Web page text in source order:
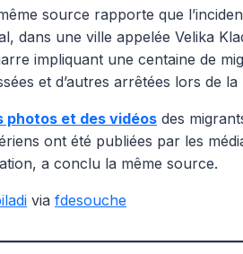
source rapporte que
dans une ville appelée Velika
impliquant une centaine de
et d’autres arrêtées lors de
photos et des vidéos des
ont été publiées par les
a conclu la même source.
via fdesouche